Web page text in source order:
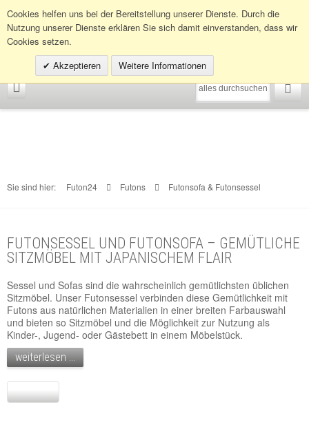
Cookies helfen uns bei der Bereitstellung unserer Dienste. Durch die
Nutzung unserer Dienste erklären Sie sich damit einverstanden, dass wir
Cookies setzen.
Akzeptieren
Weitere Informationen
Infohotline:0049 (0)30 398202080
Sie sind hier: Futon24 Futons Futonsofa & Futonsessel
FUTONSESSEL UND FUTONSOFA – GEMÜTLICHE
SITZMÖBEL MIT JAPANISCHEM FLAIR
Sessel und Sofas sind die wahrscheinlich gemütlichsten üblichen
Sitzmöbel. Unser Futonsessel verbinden diese Gemütlichkeit mit
Futons aus natürlichen Materialien in einer breiten Farbauswahl
und bieten so Sitzmöbel und die Möglichkeit zur Nutzung als
Kinder-, Jugend- oder Gästebett in einem Möbelstück.
weiterlesen ...